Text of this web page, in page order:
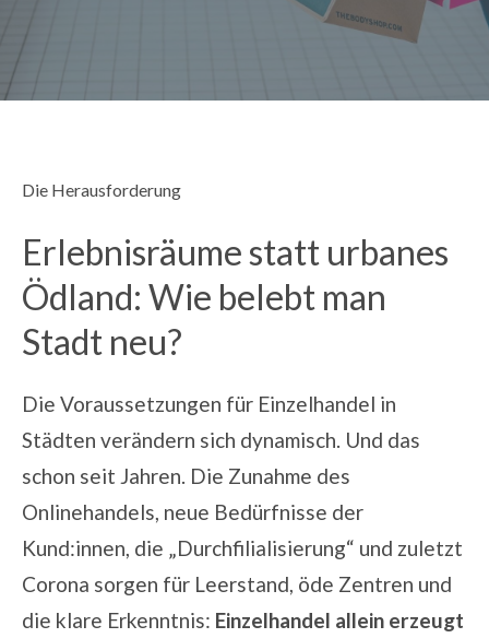
Die Herausforderung
Erlebnisräume statt urbanes
Ödland: Wie belebt man
Stadt neu?
Die Voraussetzungen für Einzelhandel in
Städten verändern sich dynamisch. Und das
schon seit Jahren. Die Zunahme des
Onlinehandels, neue Bedürfnisse der
Kund:innen, die „Durchfilialisierung“ und zuletzt
Corona sorgen für Leerstand, öde Zentren und
die klare Erkenntnis: Einzelhandel allein erzeugt